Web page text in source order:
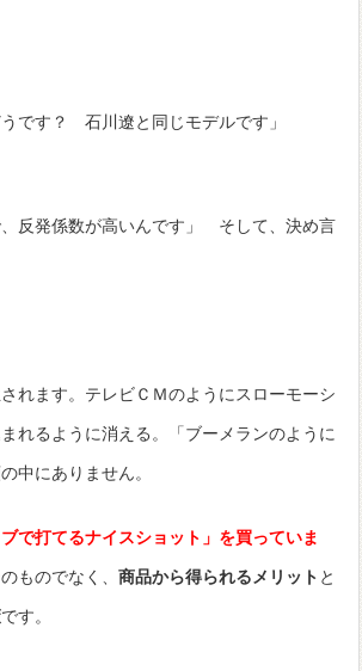
です？ 石川遼と同じモデルです」
反発係数が高いんです」 そして、決め言
れます。テレビＣＭのようにスローモーシ
れるように消える。「ブーメランのように
中にありません。
で打てるナイスショット」を買っていま
ものでなく、 商品から得られるメリット と
です。